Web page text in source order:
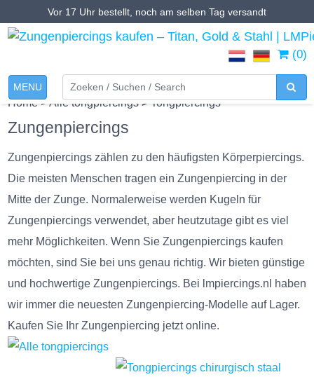
Vor 17 Uhr bestellt, noch am selben Tag versandt
(0)
MENU
Home>Alle tongpiercings> Tongpiercings
Zungenpiercings
Zungenpiercings zählen zu den häufigsten Körperpiercings.
Die meisten Menschen tragen ein Zungenpiercing in der
Mitte der Zunge. Normalerweise werden Kugeln für
Zungenpiercings verwendet, aber heutzutage gibt es viel
mehr Möglichkeiten. Wenn Sie Zungenpiercings kaufen
möchten, sind Sie bei uns genau richtig. Wir bieten günstige
und hochwertige Zungenpiercings. Bei lmpiercings.nl haben
wir immer die neuesten Zungenpiercing-Modelle auf Lager.
Kaufen Sie Ihr Zungenpiercing jetzt online.